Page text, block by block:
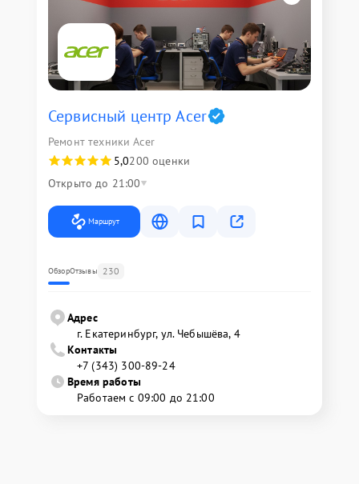
Сервисный центр Acer
Ремонт техники Acer
5,0200 оценки
Открыто до 21:00
Маршрут
ОбзорОтзывы 230
Адрес
г. Екатеринбург, ул. Чебышёва, 4
Контакты
+7 (343) 300-89-24
Время работы
Работаем с 09:00 до 21:00